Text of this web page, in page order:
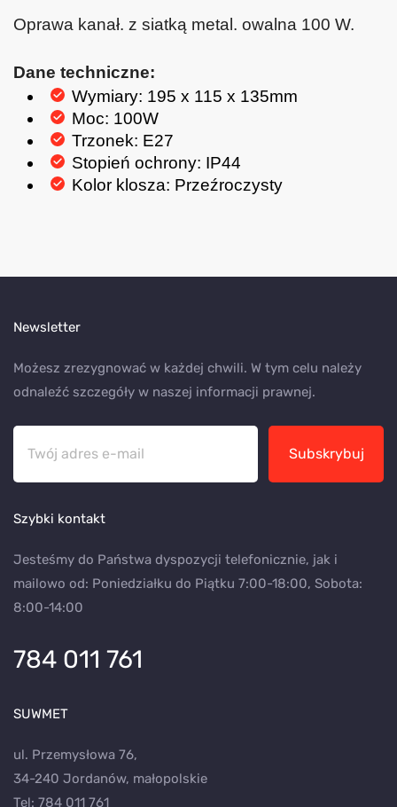
Oprawa kanał. z siatką metal. owalna 100 W.
Dane techniczne:
Wymiary: 195 x 115 x 135mm
Moc: 100W
Trzonek: E27
Stopień ochrony: IP44
Kolor klosza: Przeźroczysty
Newsletter
Możesz zrezygnować w każdej chwili. W tym celu należy
odnaleźć szczegóły w naszej informacji prawnej.
Subskrybuj
Szybki kontakt
Jesteśmy do Państwa dyspozycji telefonicznie, jak i
mailowo od: Poniedziałku do Piątku 7:00-18:00, Sobota:
8:00-14:00
784 011 761
SUWMET
ul. Przemysłowa 76,
34-240 Jordanów, małopolskie
Tel: 784 011 761